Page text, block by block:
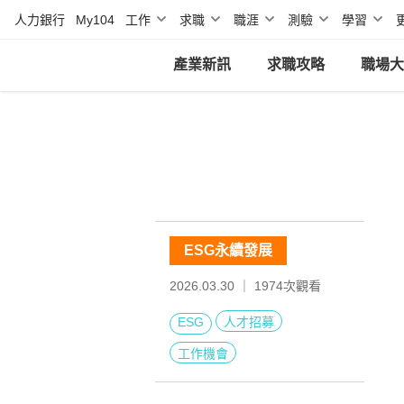
人力銀行 My104 工作 求職 職涯 測驗 學習
產業新訊 求職攻略 職場
ESG永續發展
2026.03.30 ｜ 1974次觀看
ESG 人才招募
工作機會